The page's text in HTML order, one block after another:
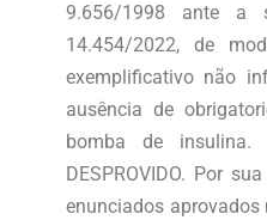
9.656/1998 ante a
14.454/2022, de
exemplificativo não
ausência de
bomba de insulina.
DESPROVIDO. Por
enunciados aprovados